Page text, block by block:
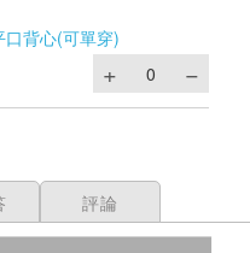
背心(可單穿)
評論